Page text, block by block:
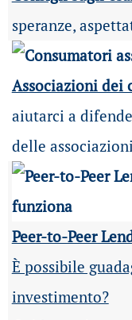
speranze,
Associazioni dei
aiutarci a
delle
Peer-to-Peer
È possibile
investimento?